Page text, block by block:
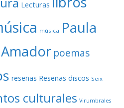
Lecturas
música Paula
poemas
reseñas Reseñas discos Seix
culturales Virumbrales